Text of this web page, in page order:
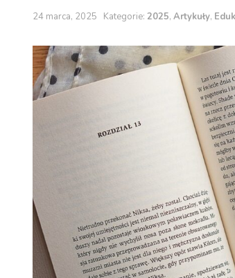
24 marca, 2025 Kategorie: 2025, Artykuły,